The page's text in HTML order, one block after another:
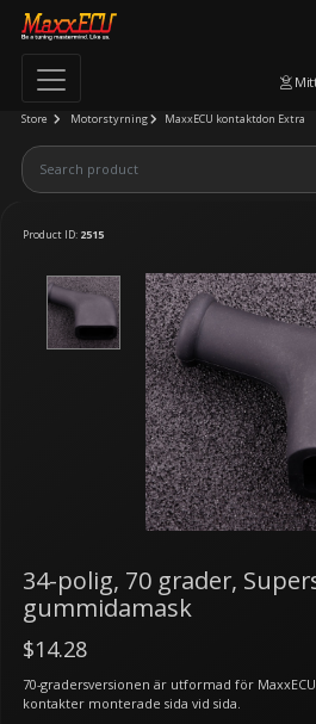
Store Motorstyrning MaxxECU kontaktdon Extra
Product ID: 2515
34-polig, 70 grader,
gummidamask
$14.28
70-gradersversionen är utformad för
kontakter monterade sida vid sida.